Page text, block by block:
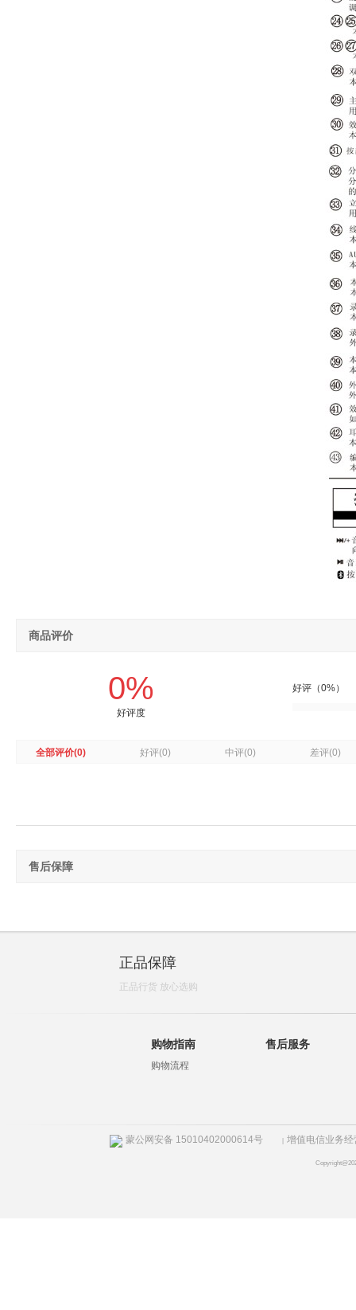
商品评价
0%
好评度
好评（0%）
全部评价(0) 好评(0) 中评(0) 差评(0)
售后保障
正品保障
正品行货 放心选购
购物指南
购物流程
售后服务
蒙公网安备 15010402000614号 | 增值电信业务